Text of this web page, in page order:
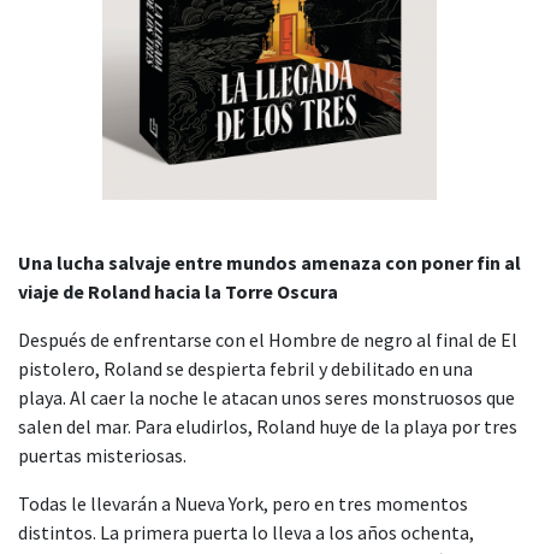
Una lucha salvaje entre mundos amenaza con poner fin al
viaje de Roland hacia la Torre Oscura
Después de enfrentarse con el Hombre de negro al final de El
pistolero, Roland se despierta febril y debilitado en una
playa. Al caer la noche le atacan unos seres monstruosos que
salen del mar. Para eludirlos, Roland huye de la playa por tres
puertas misteriosas.
Todas le llevarán a Nueva York, pero en tres momentos
distintos. La primera puerta lo lleva a los años ochenta,